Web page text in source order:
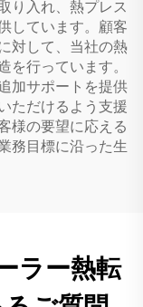
り入れ、熱プレス
しています。顧客
対して、当社の熱
を行っています。
加サポートを提供
ただけるよう支援
様の要望に応える
務目標に沿った生
ラー熱転